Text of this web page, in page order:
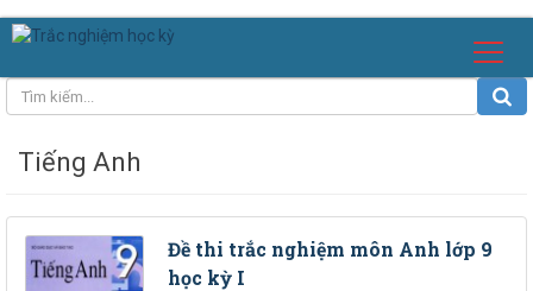
Tiếng Anh
Đề thi trắc nghiệm môn Anh lớp 9
học kỳ I